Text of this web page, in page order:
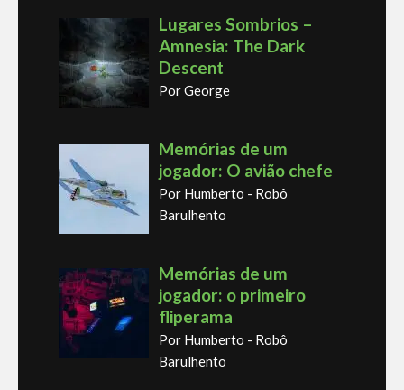
Lugares Sombrios –
Amnesia: The Dark
Descent
Por George
Memórias de um
jogador: O avião chefe
Por Humberto - Robô
Barulhento
Memórias de um
jogador: o primeiro
fliperama
Por Humberto - Robô
Barulhento